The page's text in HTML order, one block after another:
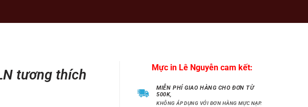
tương thích Mực in Lê Nguyễn cam kết:
MIỄN PHÍ GIAO HÀNG CHO ĐƠN TỪ
500K,
KHÔNG ÁP DỤNG VỚI ĐƠN HÀNG MỰC NẠP.